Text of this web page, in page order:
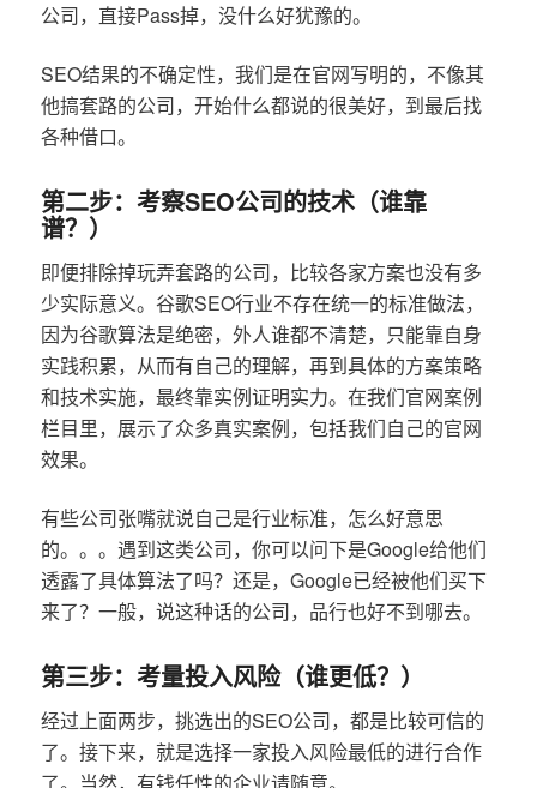
公司，直接Pass掉，没什么好犹豫的。
SEO结果的不确定性，我们是在官网写明的，不像其
他搞套路的公司，开始什么都说的很美好，到最后找
各种借口。
第二步：考察SEO公司的技术（谁靠
谱？）
即便排除掉玩弄套路的公司，比较各家方案也没有多
少实际意义。谷歌SEO行业不存在统一的标准做法，
因为谷歌算法是绝密，外人谁都不清楚，只能靠自身
实践积累，从而有自己的理解，再到具体的方案策略
和技术实施，最终靠实例证明实力。在我们官网案例
栏目里，展示了众多真实案例，包括我们自己的官网
效果。
有些公司张嘴就说自己是行业标准，怎么好意思
的。。。遇到这类公司，你可以问下是Google给他们
透露了具体算法了吗？还是，Google已经被他们买下
来了？一般，说这种话的公司，品行也好不到哪去。
第三步：考量投入风险（谁更低？）
经过上面两步，挑选出的SEO公司，都是比较可信的
了。接下来，就是选择一家投入风险最低的进行合作